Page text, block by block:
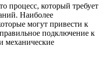
процесс, который требует
Наиболее
могут привести к
подключение к
механические